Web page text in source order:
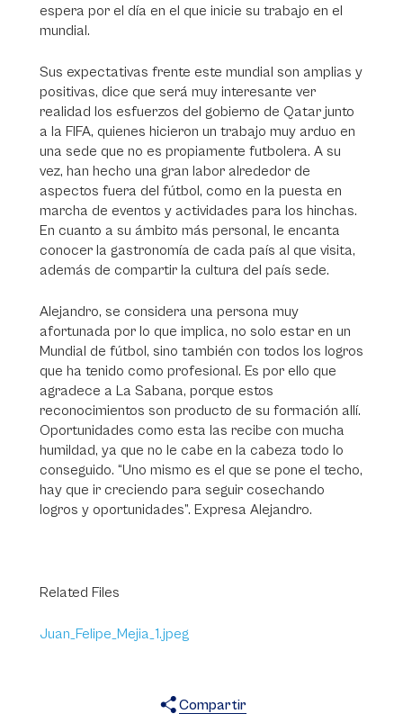
espera por el día en el que inicie su trabajo en el
mundial.
Sus expectativas frente este mundial son amplias y
positivas, dice que será muy interesante ver
realidad los esfuerzos del gobierno de Qatar junto
a la FIFA, quienes hicieron un trabajo muy arduo en
una sede que no es propiamente futbolera. A su
vez, han hecho una gran labor alrededor de
aspectos fuera del fútbol, como en la puesta en
marcha de eventos y actividades para los hinchas.
En cuanto a su ámbito más personal, le encanta
conocer la gastronomía de cada país al que visita,
además de compartir la cultura del país sede.
Alejandro, se considera una persona muy
afortunada por lo que implica, no solo estar en un
Mundial de fútbol, sino también con todos los logros
que ha tenido como profesional. Es por ello que
agradece a La Sabana, porque estos
reconocimientos son producto de su formación allí.
Oportunidades como esta las recibe con mucha
humildad, ya que no le cabe en la cabeza todo lo
conseguido. “Uno mismo es el que se pone el techo,
hay que ir creciendo para seguir cosechando
logros y oportunidades”. Expresa Alejandro.
Related Files
Juan_Felipe_Mejia_1.jpeg
Compartir